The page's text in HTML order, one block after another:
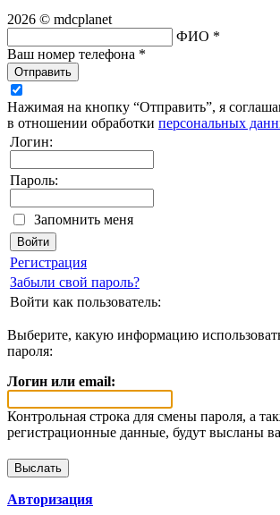
2026 © mdcplanet
ФИО *
Ваш номер телефона *
Отправить
Нажимая на кнопку “Отправить”, я
в отношении обработки персональных
Логин:
Пароль:
Запомнить меня
Регистрация
Забыли свой пароль?
Войти как пользователь:
Выберите, какую информацию
пароля:
Логин или email:
Контрольная строка для смены пароля, а
регистрационные данные, будут высланы
Авторизация